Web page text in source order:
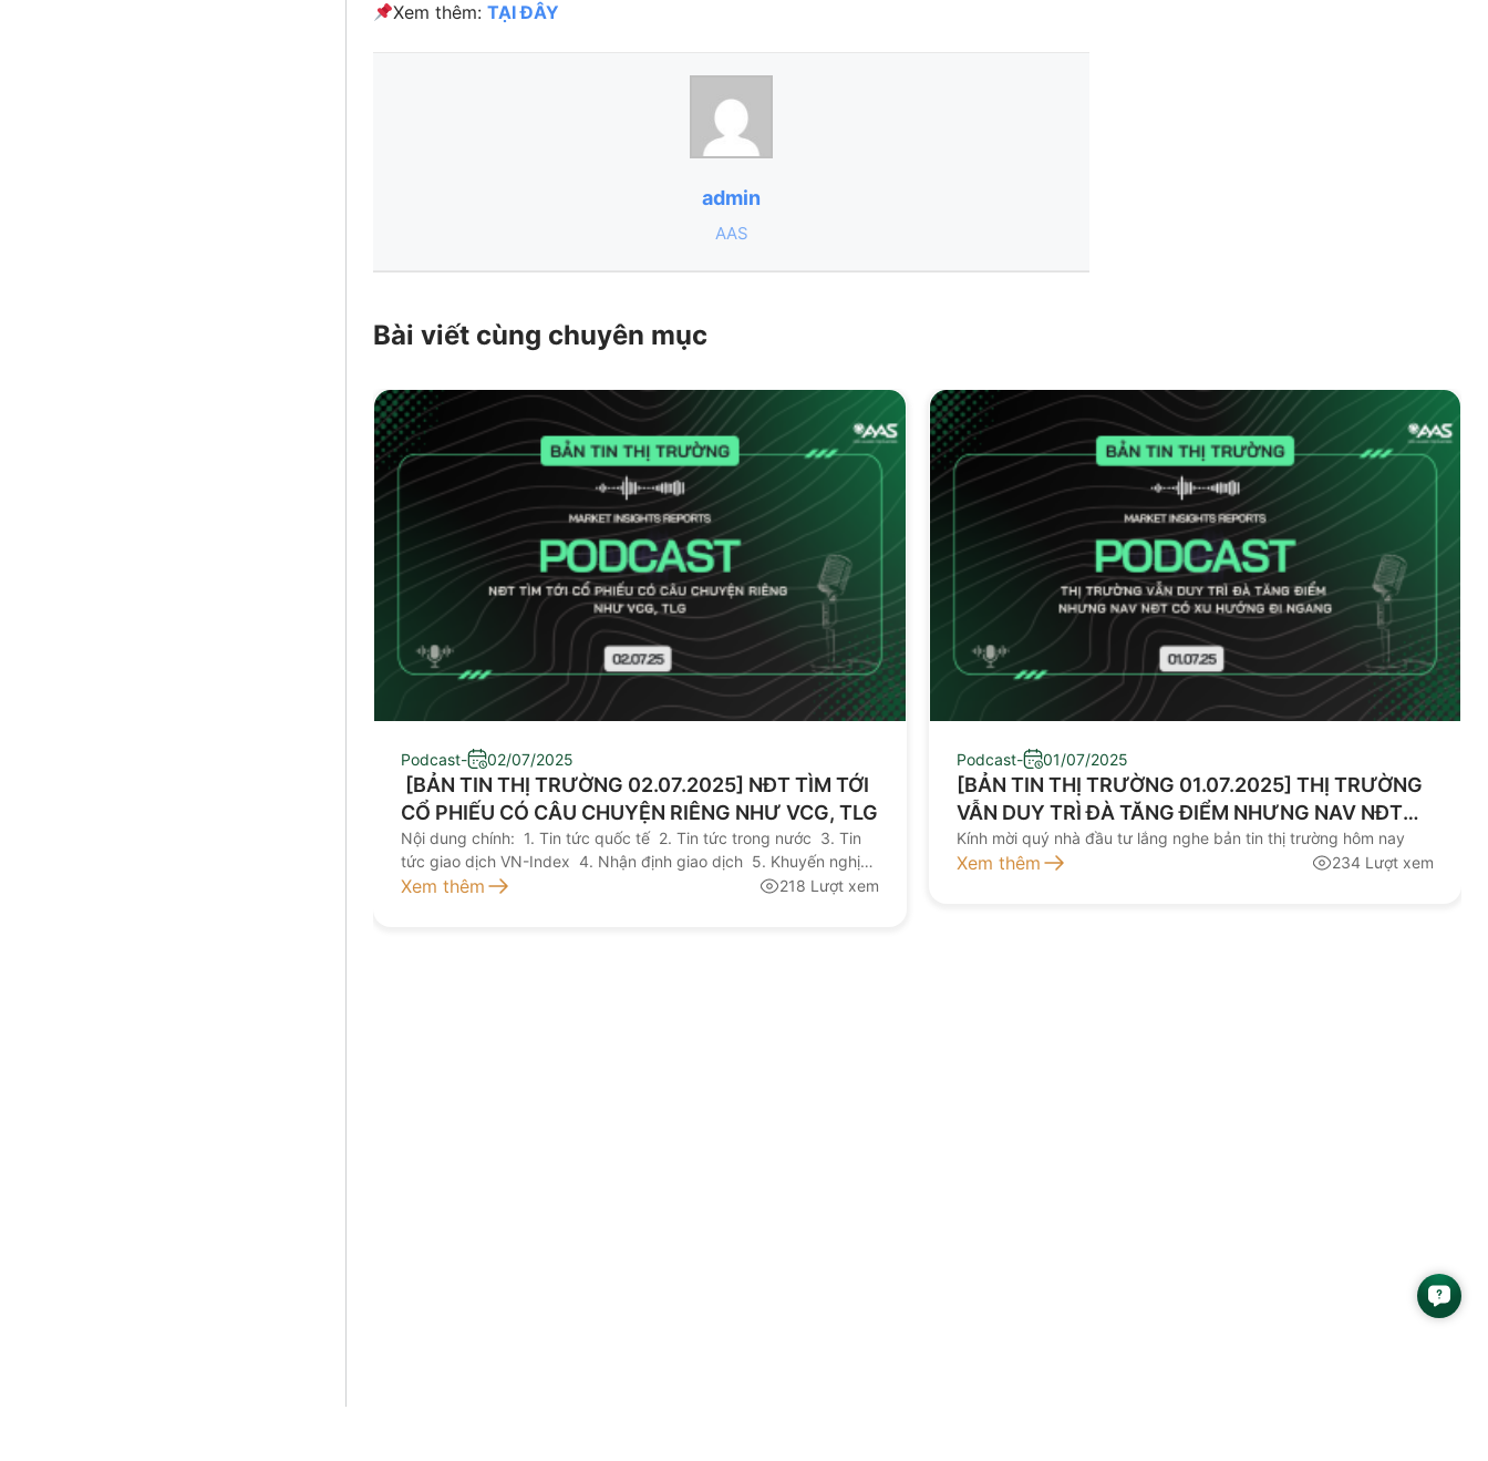
Xem thêm:TẠI ĐÂY
admin
AAS
Bài viết cùng chuyên mục
Podcast- 02/07/2025
​ [BẢN TIN THỊ TRƯỜNG 02.07.2025] NĐT TÌM TỚI
CỔ PHIẾU CÓ CÂU CHUYỆN RIÊNG NHƯ VCG, TLG
Nội dung chính: 1. Tin tức quốc tế 2. Tin tức trong nước 3. Tin
tức giao dịch VN-Index 4. Nhận định giao dịch 5. Khuyến nghị
đầu tư Kính mời quý nhà đầu tư lắng nghe bản tin thị trường hôm
Xem thêm 218 Lượt xem
Podcast- 01/07/2025
[BẢN TIN THỊ TRƯỜNG 01.07.2025] THỊ TRƯỜNG
VẪN DUY TRÌ ĐÀ TĂNG ĐIỂM NHƯNG NAV NĐT
CÓ XU HƯỚNG ĐI NGANG
Kính mời quý nhà đầu tư lắng nghe bản tin thị trường hôm nay
Xem thêm 234 Lượt xem